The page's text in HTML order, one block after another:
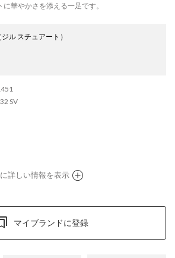
華やかさを添える一足です。
ジル スチュアート）
SV
詳しい情報を表示
マイブランドに登録